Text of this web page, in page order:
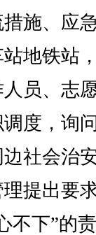
施、应
地铁站
员、志
度，询
社会治
提出要
不下”的